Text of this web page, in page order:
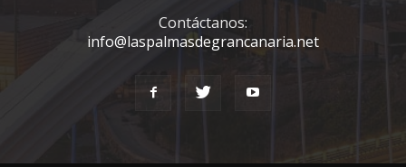
Contáctanos:
info@laspalmasdegrancanaria.net